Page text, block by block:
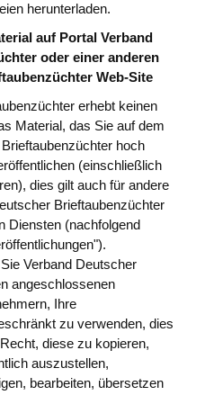
herunterladen.
auf Portal Verband
oder einer anderen
Web-Site
erhebt keinen
Material, das Sie auf dem
hoch
(einschließlich
dies gilt auch für andere
Brieftaubenzüchter
Diensten (nachfolgend
Verband Deutscher
angeschlossenen
Ihre
zu verwenden, dies
diese zu kopieren,
auszustellen,
bearbeiten, übersetzen